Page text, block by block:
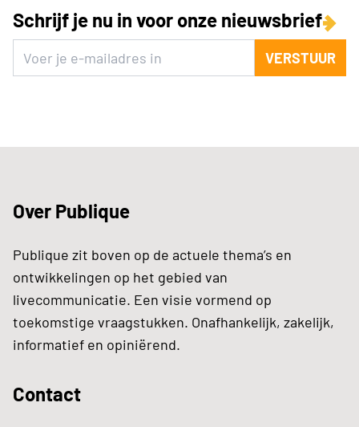
Schrijf je nu in voor onze nieuwsbrief
VERSTUUR
Over Publique
Publique zit boven op de actuele thema’s en
ontwikkelingen op het gebied van
livecommunicatie. Een visie vormend op
toekomstige vraagstukken. Onafhankelijk, zakelijk,
informatief en opiniërend.
Contact